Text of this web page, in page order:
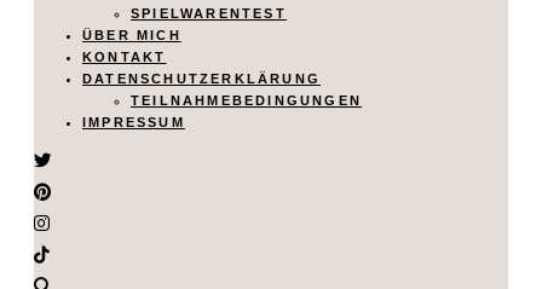
SPIELWARENTEST
ÜBER MICH
KONTAKT
DATENSCHUTZERKLÄRUNG
TEILNAHMEBEDINGUNGEN
IMPRESSUM